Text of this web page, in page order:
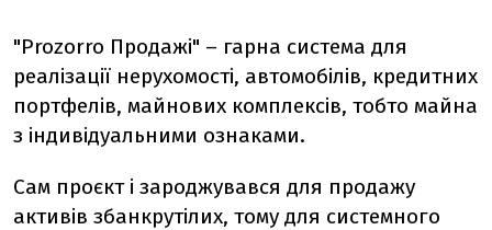
"Prozorro Продажі" – гарна система для
реалізації нерухомості, автомобілів, кредитних
портфелів, майнових комплексів, тобто майна
з індивідуальними ознаками.
Сам проєкт і зароджувався для продажу
активів збанкрутілих, тому для системного